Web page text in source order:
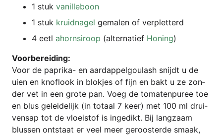
1 stuk vanil­le­boon
1 stuk kruid­na­gel gema­len of verpletterd
4 eetl ahorn­si­roop (alter­na­tief Honing)
Voor­be­rei­ding:
Voor de papri­ka- en aard­ap­pel­goulash snijdt u de
uien en kno­flook in blok­jes of fijn en bakt u ze zon­
der vet in een gro­te pan. Voeg de toma­ten­pu­ree toe
en blus gelei­de­li­jk (in totaal 7 keer) met 100 ml drui­
ven­sap tot de vlo­ei­s­tof is inge­dikt. Bij lang­zaam
blus­sen ont­staat er veel meer geroost­er­de smaak,